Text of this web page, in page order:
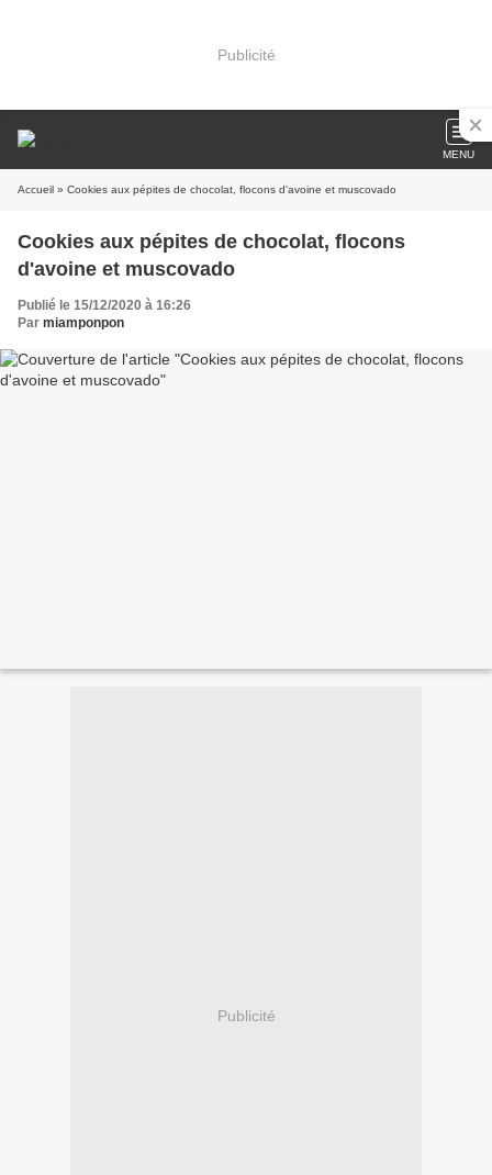
Publicité
MENU
Accueil » Cookies aux pépites de chocolat, flocons d'avoine et muscovado
Cookies aux pépites de chocolat, flocons
d'avoine et muscovado
Publié le 15/12/2020 à 16:26
Par miamponpon
Publicité